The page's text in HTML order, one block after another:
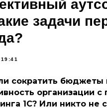
задачи
сократить бюджеты
организации
1С? Или никто не